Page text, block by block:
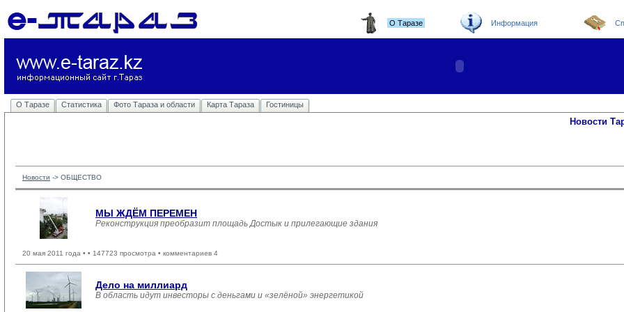
О Таразе Информация
О Таразе Статистика Фото Тараза и области Карта Тараза Гостиницы
Новости
Новости -> ОБЩЕСТВО
МЫ ЖДЁМ ПЕРЕМЕН
Реконструкция преобразит площадь Достык и прилегающие здания
20 мая 2011 года • • 147723 просмотра • комментариев 4
Дело на миллиард
В область идут инвесторы с деньгами и «зелёной» энергетикой